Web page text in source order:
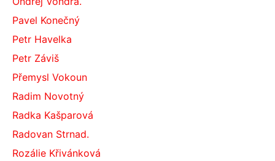
Pavel Konečný
Petr Havelka
Petr Záviš
Přemysl Vokoun
Radim Novotný
Radka Kašparová
Radovan Strnad.
Rozálie Křivánková